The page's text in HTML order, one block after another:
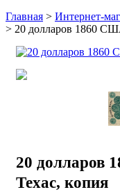
Главная > Интернет-
> 20 долларов 1860
20 долларов
Техас, копия